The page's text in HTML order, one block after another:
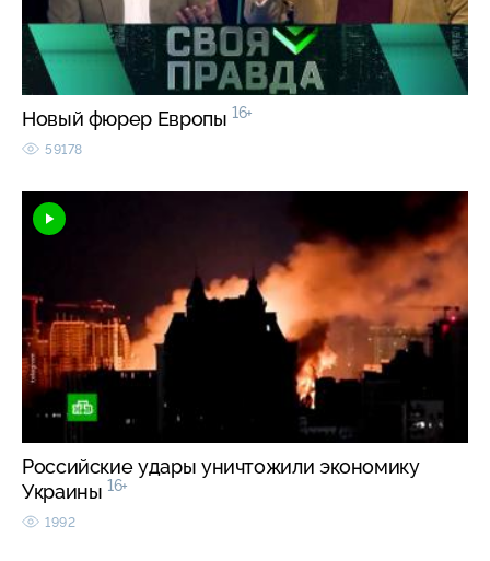
Новый фюрер Европы 16+
59178
Российские удары уничтожили экономику
Украины 16+
1992